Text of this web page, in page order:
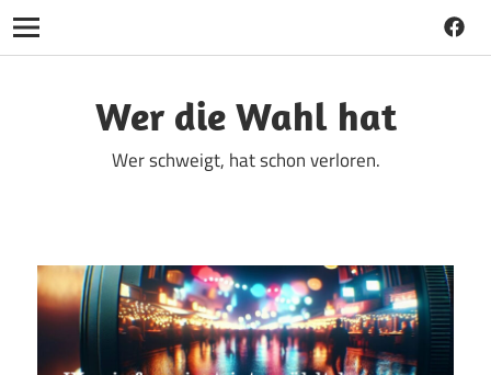
Navigation
springenWer die Wahl hat
Wer schweigt, hat schon verloren.